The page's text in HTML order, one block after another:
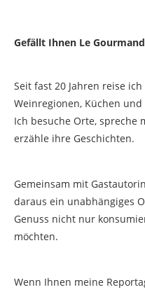
Gefällt Ihnen Le
Seit fast 20 Jahren reise
Weinregionen, Küchen
Ich besuche Orte,
erzähle ihre Geschichten.
Gemeinsam mit
daraus ein unabhängiges
Genuss nicht nur
möchten.
Wenn Ihnen meine